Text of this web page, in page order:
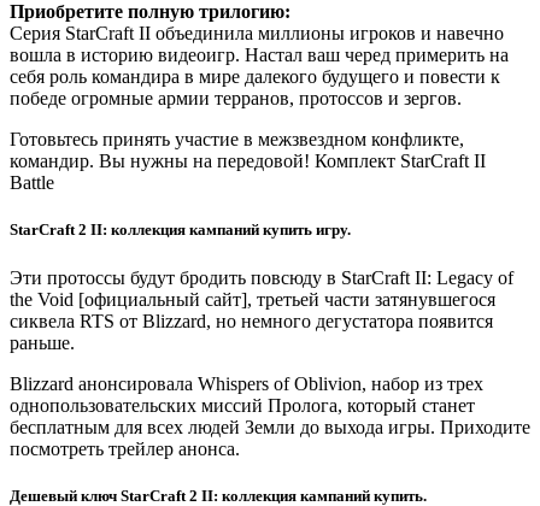
Приобретите полную трилогию:
Серия StarCraft II объединила миллионы игроков и навечно
вошла в историю видеоигр. Настал ваш черед примерить на
себя роль командира в мире далекого будущего и повести к
победе огромные армии терранов, протоссов и зергов.
Готовьтесь принять участие в межзвездном конфликте,
командир. Вы нужны на передовой! Комплект StarCraft II
Battle
StarCraft 2 II: коллекция кампаний купить игру.
Эти протоссы будут бродить повсюду в StarCraft II: Legacy of
the Void [официальный сайт], третьей части затянувшегося
сиквела RTS от Blizzard, но немного дегустатора появится
раньше.
Blizzard анонсировала Whispers of Oblivion, набор из трех
однопользовательских миссий Пролога, который станет
бесплатным для всех людей Земли до выхода игры. Приходите
посмотреть трейлер анонса.
Дешевый ключ StarCraft 2 II: коллекция кампаний купить.